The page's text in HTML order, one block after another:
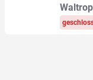
Waltrop